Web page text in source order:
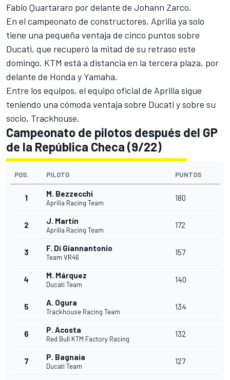
Fabio Quartararo por delante de Johann Zarco.
En el campeonato de constructores, Aprilia ya solo
tiene una pequeña ventaja de cinco puntos sobre
Ducati, que recuperó la mitad de su retraso este
domingo. KTM está a distancia en la tercera plaza, por
delante de Honda y Yamaha.
Entre los equipos, el equipo oficial de Aprilia sigue
teniendo una cómoda ventaja sobre Ducati y sobre su
socio, Trackhouse.
Campeonato de pilotos después del GP
de la República Checa (9/22)
POS. PILOTO PUNTOS
1 M. Bezzecchi
Aprilia Racing Team
180
2 J. Martín
Aprilia Racing Team
172
3 F. Di Giannantonio
Team VR46
157
4 M. Márquez
Ducati Team
140
5 A. Ogura
Trackhouse Racing Team
134
6 P. Acosta
Red Bull KTM Factory Racing
132
7 P. Bagnaia
Ducati Team
127